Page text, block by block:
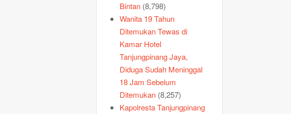
Bintan (8,798)
Wanita 19 Tahun
Ditemukan Tewas di
Kamar Hotel
Tanjungpinang Jaya,
Diduga Sudah Meninggal
18 Jam Sebelum
Ditemukan (8,257)
Kapolresta Tanjungpinang